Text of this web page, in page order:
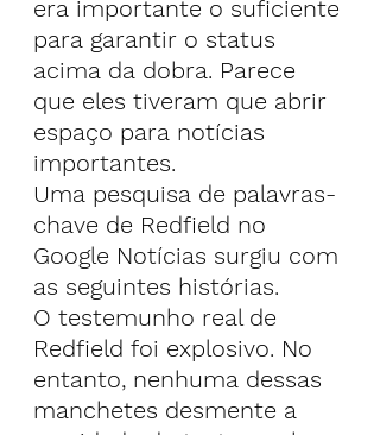
era importante o suficiente
para garantir o status
acima da dobra. Parece
que eles tiveram que abrir
espaço para notícias
importantes.
Uma pesquisa de palavras-
chave de Redfield no
Google Notícias surgiu com
as seguintes histórias.
O testemunho real de
Redfield foi explosivo. No
entanto, nenhuma dessas
manchetes desmente a